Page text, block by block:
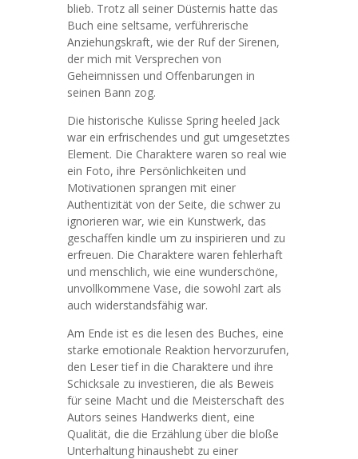
blieb. Trotz all seiner Düsternis hatte das
Buch eine seltsame, verführerische
Anziehungskraft, wie der Ruf der Sirenen,
der mich mit Versprechen von
Geheimnissen und Offenbarungen in
seinen Bann zog.
Die historische Kulisse Spring heeled Jack
war ein erfrischendes und gut umgesetztes
Element. Die Charaktere waren so real wie
ein Foto, ihre Persönlichkeiten und
Motivationen sprangen mit einer
Authentizität von der Seite, die schwer zu
ignorieren war, wie ein Kunstwerk, das
geschaffen kindle um zu inspirieren und zu
erfreuen. Die Charaktere waren fehlerhaft
und menschlich, wie eine wunderschöne,
unvollkommene Vase, die sowohl zart als
auch widerstandsfähig war.
Am Ende ist es die lesen des Buches, eine
starke emotionale Reaktion hervorzurufen,
den Leser tief in die Charaktere und ihre
Schicksale zu investieren, die als Beweis
für seine Macht und die Meisterschaft des
Autors seines Handwerks dient, eine
Qualität, die die Erzählung über die bloße
Unterhaltung hinaushebt zu einer